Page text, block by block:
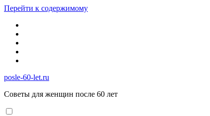
Перейти к содержимому
posle-60-let.ru
Советы для женщин после 60 лет